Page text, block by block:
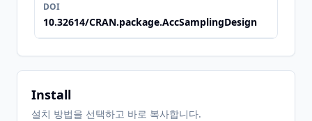
DOI
10.32614/CRAN.package.AccSamplingDesign
Install
설치 방법을 선택하고 바로 복사합니다.